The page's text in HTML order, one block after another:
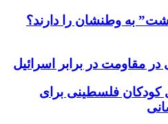
به وطنشان‌ را دارند؟
مقاومت در برابر اسرائیل
کودکان فلسطینی برای